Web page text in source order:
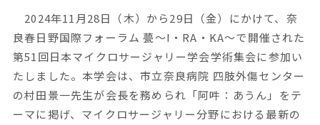
2024年11月28日（木）から29日（金）にかけて、奈
良春日野国際フォーラム 甍～I・RA・KA～で開催された
第51回日本マイクロサージャリー学会学術集会に参加い
たしました。本学会は、市立奈良病院 四肢外傷センター
の村田景一先生が会長を務められ「阿吽：あうん」をテ
ーマに掲げ、マイクロサージャリー分野における最新の